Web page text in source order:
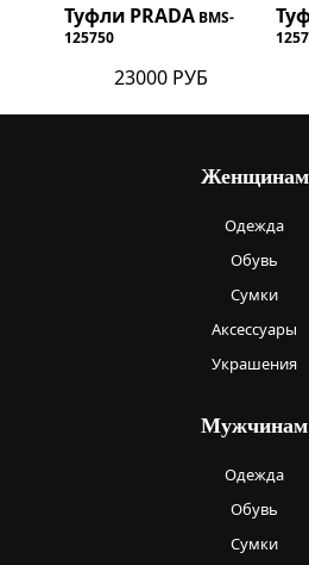
Туфли PRADA BMS-
125750
23000 РУБ
Женщинам
Одежда
Обувь
Сумки
Аксессуары
Украшения
Мужчинам
Одежда
Обувь
Сумки